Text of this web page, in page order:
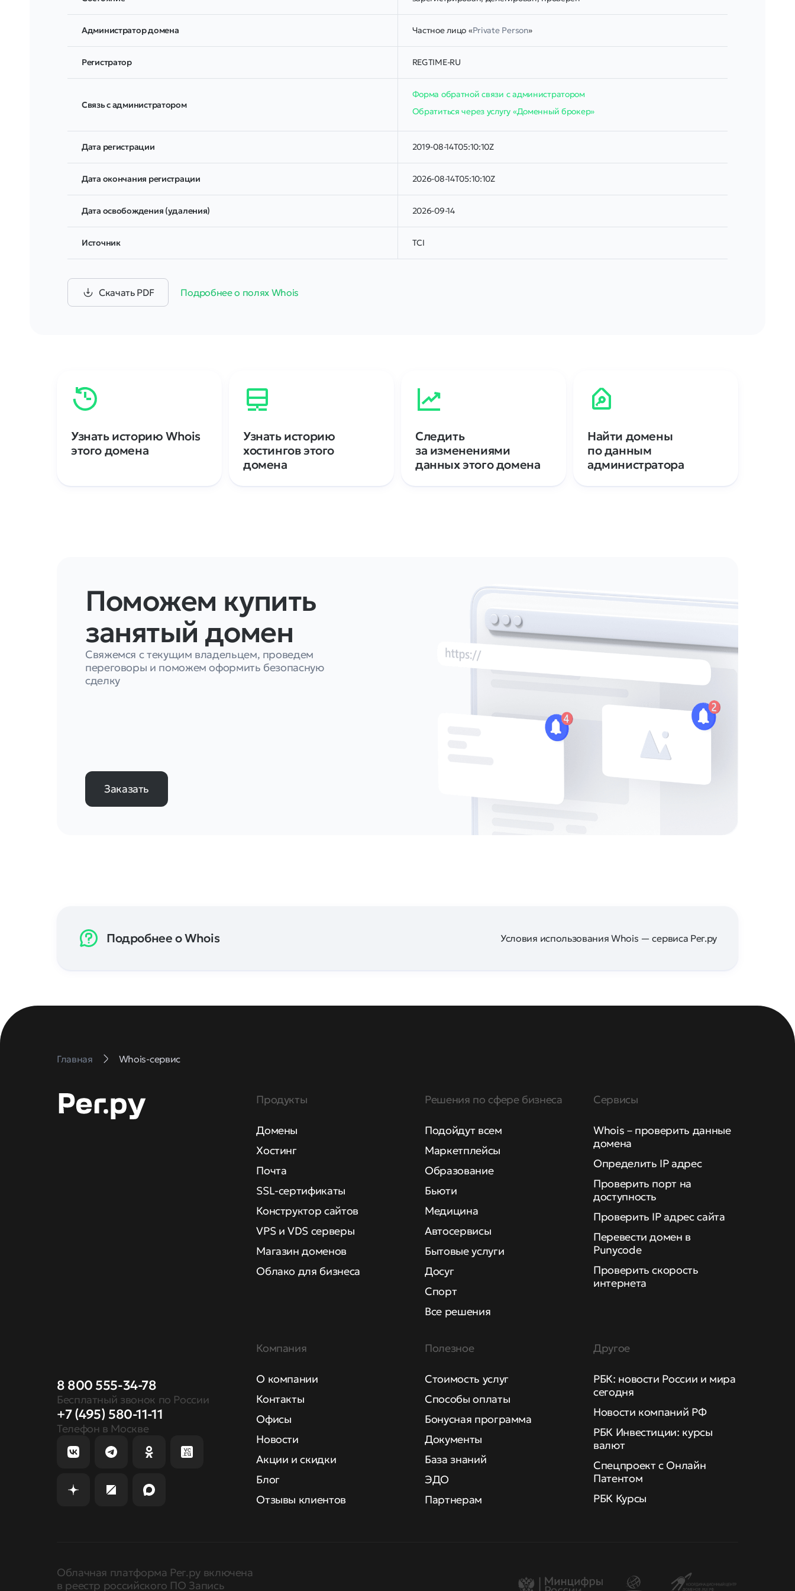
Администратор домена Частное лицо «Private Person»
Регистратор REGTIME-RU
Связь с администратором
Форма обратной связи с администратором
Обратиться через услугу «Доменный брокер»
Дата регистрации 2019-08-14T05:10:10Z
Дата окончания регистрации 2026-08-14T05:10:10Z
Дата освобождения (удаления) 2026-09-14
Источник TCI
Скачать PDF Подробнее о полях Whois
Узнать историю Whois
этого домена
Узнать историю
хостингов этого
домена
Следить
за изменениями
данных этого домена
Найти домены
по данным
администратора
Поможем купить
занятый домен
Свяжемся с текущим владельцем, проведем
переговоры и поможем оформить безопасную
сделку
Заказать
Подробнее о Whois Условия использования Whois — сервиса Рег.ру
Главная Whois-сервис
8 800 555-34-78
Бесплатный звонок по России
+7 (495) 580-11-11
Телефон в Москве
Продукты
Домены
Хостинг
Почта
SSL-сертификаты
Конструктор сайтов
VPS и VDS серверы
Магазин доменов
Облако для бизнеса
Решения по сфере бизнеса
Подойдут всем
Маркетплейсы
Образование
Бьюти
Медицина
Автосервисы
Бытовые услуги
Досуг
Спорт
Все решения
Сервисы
Whois – проверить данные
домена
Определить IP адрес
Проверить порт на
доступность
Проверить IP адрес сайта
Перевести домен в
Punycode
Проверить скорость
интернета
Компания
О компании
Контакты
Офисы
Новости
Акции и скидки
Блог
Отзывы клиентов
Полезное
Стоимость услуг
Способы оплаты
Бонусная программа
Документы
База знаний
ЭДО
Партнерам
Другое
РБК: новости России и мира
сегодня
Новости компаний РФ
РБК Инвестиции: курсы
валют
Спецпроект с Онлайн
Патентом
РБК Курсы
Облачная платформа Рег.ру включена
в реестр российского ПО Запись